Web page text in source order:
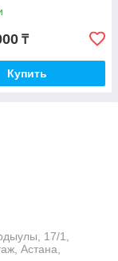
₸
Купить
17/1,
Астана,